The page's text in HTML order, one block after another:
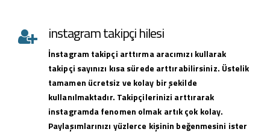
instagram takipçi hilesi
İnstagram takipçi arttırma aracımızı kullarak
takipçi sayınızı kısa sürede arttırabilirsiniz. Üstelik
tamamen ücretsiz ve kolay bir şekilde
kullanılmaktadır. Takipçilerinizi arttırarak
instagramda fenomen olmak artık çok kolay.
Paylaşımlarınızı yüzlerce kişinin beğenmesini ister